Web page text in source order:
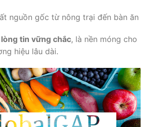
nguồn gốc từ nông trại đến bàn ăn
lòng tin vững chắc, là nền móng cho
hiệu lâu dài.